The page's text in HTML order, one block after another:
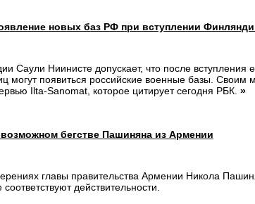
новых баз РФ при вступлении
Саули Ниинисте допускает, что после вступления
могут появиться российские военные базы. Своим
Ilta-Sanomat, которое цитирует сегодня РБК. »
бегстве Пашиняна из Армении
главы правительства Армении Никола
действительности.